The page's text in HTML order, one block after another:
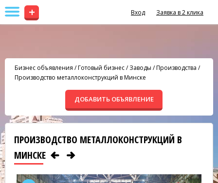
+ Вход Заявка в 2 клика
Бизнес объявления /Готовый бизнес/Заводы / Производства /
Производство металлоконструкций в Минске
ДОБАВИТЬ ОБЪЯВЛЕНИЕ
ПРОИЗВОДСТВО МЕТАЛЛОКОНСТРУКЦИЙ В
МИНСКЕ